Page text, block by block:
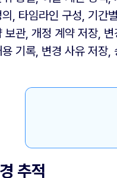
, 타임라인 구성, 기간
보관, 개정 계약 저장,
기록, 변경 사유 저장
추적